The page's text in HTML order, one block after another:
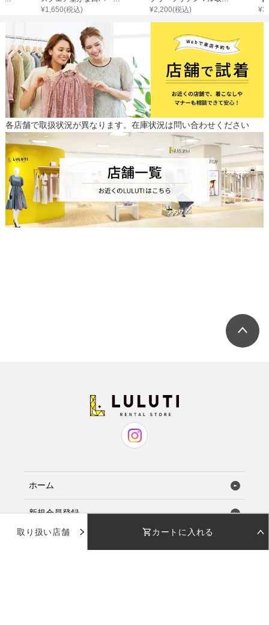
¥1,650(税込)
¥2,200(税込) ¥
各店舗で取扱状況が異なります。在庫状況は問い合わせください
ホーム
新規会員登録
取り扱い店舗 カートに入れる
STEP 01
STEP 02